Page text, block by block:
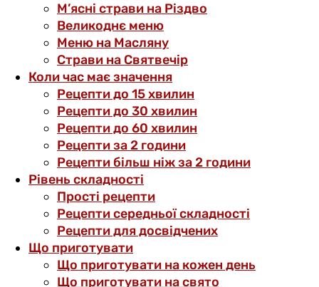
М’ясні страви на Різдво
Великоднє меню
Меню на Масляну
Страви на Святвечір
Коли час має значення
Рецепти до 15 хвилин
Рецепти до 30 хвилин
Рецепти до 60 хвилин
Рецепти за 2 години
Рецепти більш ніж за 2 години
Рівень складності
Прості рецепти
Рецепти середньої складності
Рецепти для досвідчених
Що приготувати
Що приготувати на кожен день
Що приготувати на свято